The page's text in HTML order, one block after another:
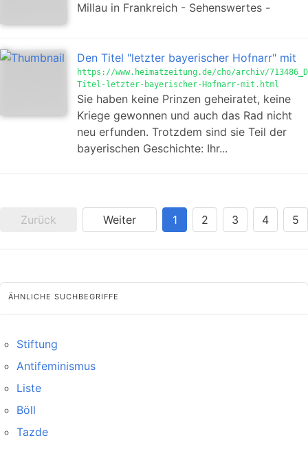
Millau in Frankreich - Sehenswertes -
Den Titel "letzter bayerischer Hofnarr" mit
https://www.heimatzeitung.de/cho/archiv/
Titel-letzter-bayerischer-Hofnarr-mit.html
Sie haben keine Prinzen geheiratet, keine
Kriege gewonnen und auch das Rad nicht
neu erfunden. Trotzdem sind sie Teil der
bayerischen Geschichte: Ihr...
Zurück Weiter 1 2 3 4 5
ÄHNLICHE SUCHBEGRIFFE
Stiftung
Antifeminismus
Liste
Böll
Tazde